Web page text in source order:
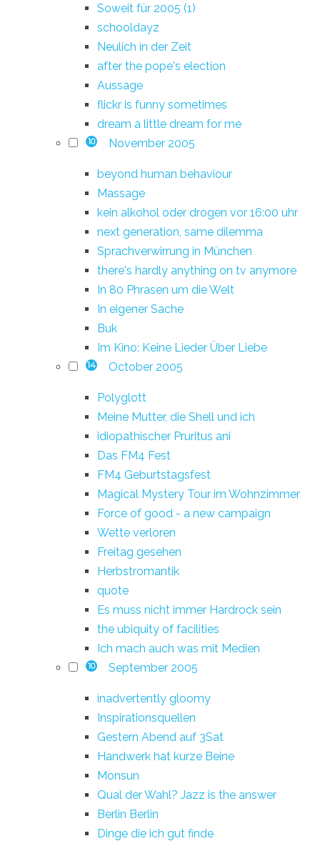
Soweit für 2005 (1)
schooldayz
Neulich in der Zeit
after the pope's election
Aussage
flickr is funny sometimes
dream a little dream for me
10 November 2005
beyond human behaviour
Massage
kein alkohol oder drogen vor 16:00 uhr
next generation, same dilemma
Sprachverwirrung in München
there's hardly anything on tv anymore
In 80 Phrasen um die Welt
In eigener Sache
Buk
Im Kino: Keine Lieder Über Liebe
14 October 2005
Polyglott
Meine Mutter, die Shell und ich
idiopathischer Pruritus ani
Das FM4 Fest
FM4 Geburtstagsfest
Magical Mystery Tour im Wohnzimmer
Force of good - a new campaign
Wette verloren
Freitag gesehen
Herbstromantik
quote
Es muss nicht immer Hardrock sein
the ubiquity of facilities
Ich mach auch was mit Medien
10 September 2005
inadvertently gloomy
Inspirationsquellen
Gestern Abend auf 3Sat
Handwerk hat kurze Beine
Monsun
Qual der Wahl? Jazz is the answer
Berlin Berlin
Dinge die ich gut finde